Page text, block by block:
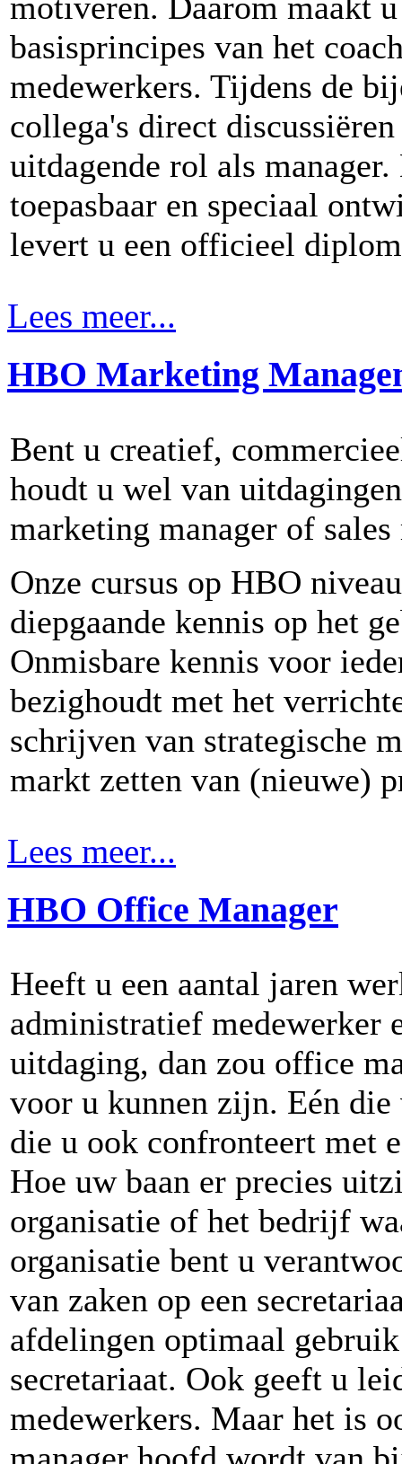
motiveren. Daarom maakt
basisprincipes van het
medewerkers. Tijdens de
collega's direct
uitdagende rol als
toepasbaar en speciaal
levert u een officieel
Lees meer...
HBO Marketing
Bent u creatief,
houdt u wel van
marketing manager of
Onze cursus op HBO
diepgaande kennis op het
Onmisbare kennis voor
bezighoudt met het
schrijven van strategische
markt zetten van (nieuwe)
Lees meer...
HBO Office Manager
Heeft u een aantal jaren
administratief medewerker
uitdaging, dan zou office
voor u kunnen zijn. Eén
die u ook confronteert met
Hoe uw baan er precies
organisatie of het bedrijf
organisatie bent u
van zaken op een
afdelingen optimaal
secretariaat. Ook geeft u
medewerkers. Maar het is